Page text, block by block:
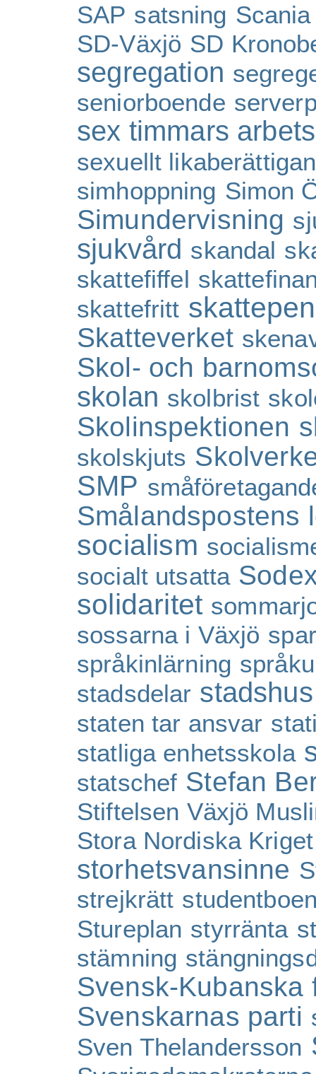
SAP satsning Scania
SD-Växjö SD
segregation
seniorboende
sex timmars
sexuellt
simhoppning Simon
Simundervisning
sjukvård skandal
skattefiffel
skattefritt
Skatteverket
Skol- och
skolan skolbrist
Skolinspektionen
skolskjuts
SMP
Smålandspostens
socialism
socialt utsatta
solidaritet
sossarna i Växjö
språkinlärning
stadsdelar stadshus
staten tar ansvar
statliga enhetsskola
statschef Stefan
Stiftelsen Växjö
Stora Nordiska Kriget
storhetsvansinne
strejkrätt
Stureplan styrränta
stämning
Svensk-Kubanska
Svenskarnas parti
Sven Thelandersson